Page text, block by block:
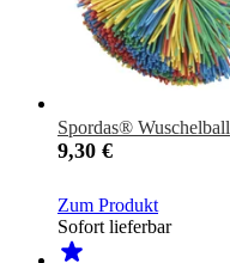
Spordas® Wuschelball
9,30 €
Zum Produkt
Sofort lieferbar